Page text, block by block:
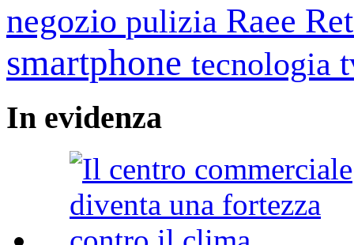
negozio pulizia Raee
smartphone tecnologia
In evidenza